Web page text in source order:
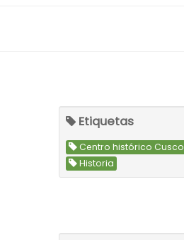
Etiquetas
Centro histórico Cusco
Historia